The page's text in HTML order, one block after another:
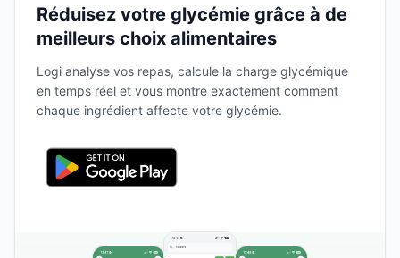
Réduisez votre glycémie grâce à de
meilleurs choix alimentaires
Logi analyse vos repas, calcule la charge glycémique
en temps réel et vous montre exactement comment
chaque ingrédient affecte votre glycémie.